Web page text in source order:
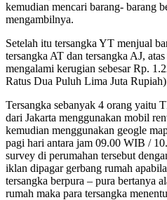
kemudian mencari barang- barang
mengambilnya.
Setelah itu tersangka YT menjual
tersangka AT dan tersangka AJ,
mengalami kerugian sebesar Rp.
Ratus Dua Puluh Lima Juta
Tersangka sebanyak 4 orang yaitu
dari Jakarta menggunakan mobil
kemudian menggunakan geogle
pagi hari antara jam 09.00 WIB /
survey di perumahan tersebut
iklan dipagar gerbang rumah
tersangka berpura – pura bertanya
rumah maka para tersangka